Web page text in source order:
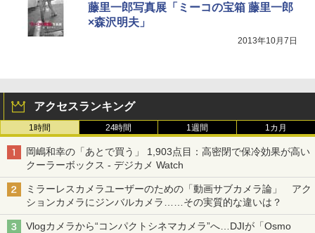
藤里一郎写真展「ミーコの宝箱 藤里一郎
×森沢明夫」
2013年10月7日
アクセスランキング
1時間 24時間 1週間 1カ月
岡嶋和幸の「あとで買う」 1,903点目：高密閉で保冷効果が高い
クーラーボックス - デジカメ Watch
ミラーレスカメラユーザーのための「動画サブカメラ論」 アク
ションカメラにジンバルカメラ……その実質的な違いは？
Vlogカメラから“コンパクトシネマカメラ”へ…DJIが「Osmo